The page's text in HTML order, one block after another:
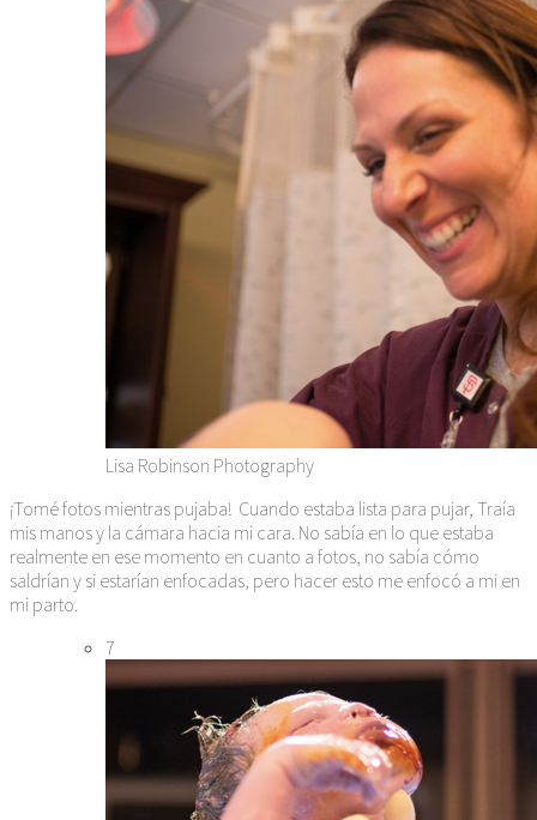
Lisa Robinson Photography
¡Tomé fotos mientras pujaba! Cuando estaba lista para pujar, Traía
mis manos y la cámara hacia mi cara. No sabía en lo que estaba
realmente en ese momento en cuanto a fotos, no sabía cómo
saldrían y si estarían enfocadas, pero hacer esto me enfocó a mi en
mi parto.
7